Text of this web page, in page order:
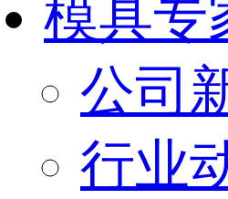
模具专
公司
行业